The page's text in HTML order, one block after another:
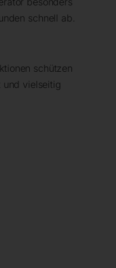
schnell ab.
schützen
und vielseitig